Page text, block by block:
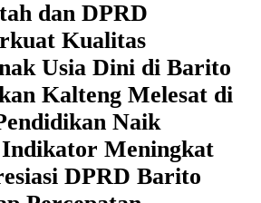
dan DPRD
Kualitas
Usia Dini di Barito
Kalteng Melesat di
Naik
Meningkat
DPRD Barito